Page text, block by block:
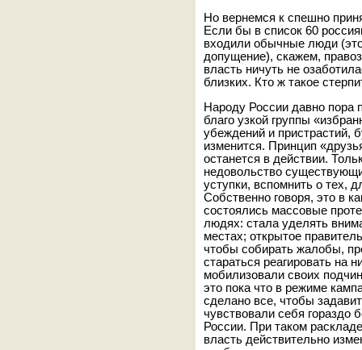
Но вернемся к спешно
Если бы в список 60
входили обычные люди
допущение), скажем,
власть ничуть не
близких. Кто ж такое
Народу России давно пора
благо узкой группы
убеждений и пристрастий,
изменится. Принцип
останется в действии.
недовольство
уступки, вспомнить о тех,
Собственно говоря, это в
состоялись массовые
людях: стала уделять
местах; открытое
чтобы собирать жалобы,
стараться реагировать на
мобилизовали своих
это пока что в режиме
сделано все, чтобы
чувствовали себя гораздо
России. При таком
власть действительно